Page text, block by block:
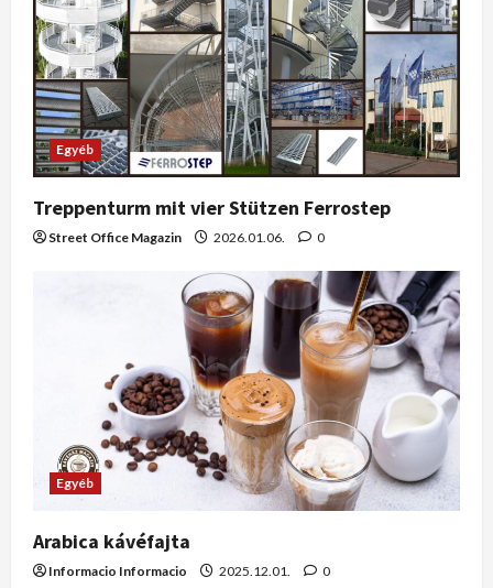
Egyéb
Treppenturm mit vier Stützen Ferrostep
Street Office Magazin 2026.01.06. 0
Egyéb
Arabica kávéfajta
Informacio Informacio 2025.12.01. 0